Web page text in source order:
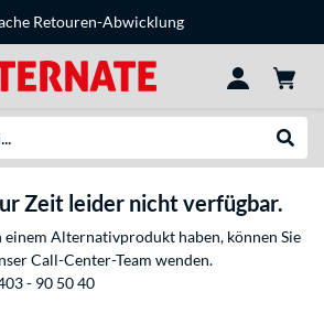
Retouren-Abwicklung
Zeit leider nicht verfügbar.
einem Alternativprodukt haben, können Sie
Call-Center-Team wenden.
- 90 50 40